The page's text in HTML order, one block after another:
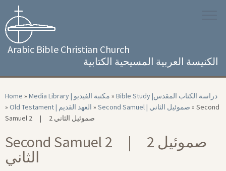
content
Arabic Bible Christian Church
الكنيسة العربية المسيحية الكتابية
Home » Media Library | مكتبة الفيديو »
Bible Study |‏ دراسة الكتاب المقدس
»
Old Testament | العهد القديم » Second Samuel | صموئيل الثاني » Second
Samuel 2 | 2 صموئيل الثاني
Second Samuel 2 | 2 صموئيل
الثاني